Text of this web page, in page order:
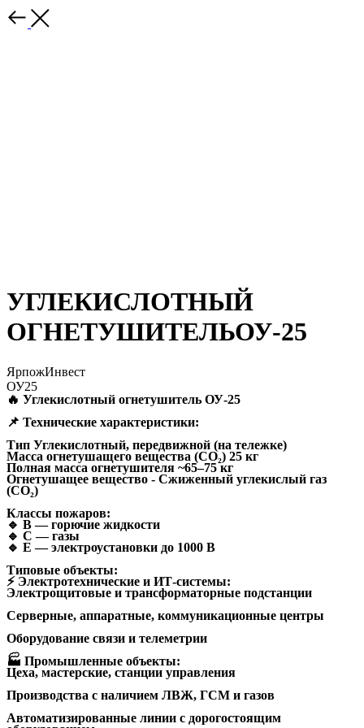
УГЛЕКИСЛОТНЫЙ
ОГНЕТУШИТЕЛЬОУ-25
ЯрпожИнвест
ОУ25
🔥 Углекислотный огнетушитель ОУ-25
📌 Технические характеристики:
Тип Углекислотный, передвижной (на тележке)
Масса огнетушащего вещества (CO₂) 25 кг
Полная масса огнетушителя ~65–75 кг
Огнетушащее вещество - Сжиженный углекислый газ
(CO₂)
Классы пожаров:
🔹 B — горючие жидкости
🔹 C — газы
🔹 E — электроустановки до 1000 В
Типовые объекты:
⚡ Электротехнические и ИТ-системы:
Электрощитовые и трансформаторные подстанции
Серверные, аппаратные, коммуникационные центры
Оборудование связи и телеметрии
🏭 Промышленные объекты:
Цеха, мастерские, станции управления
Производства с наличием ЛВЖ, ГСМ и газов
Автоматизированные линии с дорогостоящим